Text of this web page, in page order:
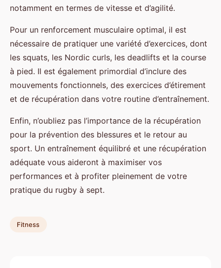
notamment en termes de vitesse et d’agilité.
Pour un renforcement musculaire optimal, il est
nécessaire de pratiquer une variété d’exercices, dont
les squats, les Nordic curls, les deadlifts et la course
à pied. Il est également primordial d’inclure des
mouvements fonctionnels, des exercices d’étirement
et de récupération dans votre routine d’entraînement.
Enfin, n’oubliez pas l’importance de la récupération
pour la prévention des blessures et le retour au
sport. Un entraînement équilibré et une récupération
adéquate vous aideront à maximiser vos
performances et à profiter pleinement de votre
pratique du rugby à sept.
Fitness